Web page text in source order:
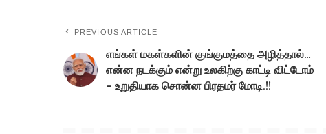
PREVIOUS ARTICLE
எங்கள் மகள்களின் குங்குமத்தை அழித்தால்…
என்ன நடக்கும் என்று உலகிற்கு காட்டி விட்டோம்
– உறுதியாக சொன்ன பிரதமர் மோடி.!!